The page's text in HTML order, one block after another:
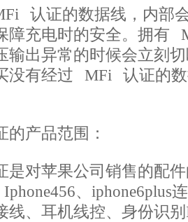
认证的数据线，内部
障充电时的安全。拥有
输出异常的时候会立刻
没有经过 MFi 认证的
的产品范围：
是对苹果公司销售的配
、iphone6plus
线、耳机线控、身份识